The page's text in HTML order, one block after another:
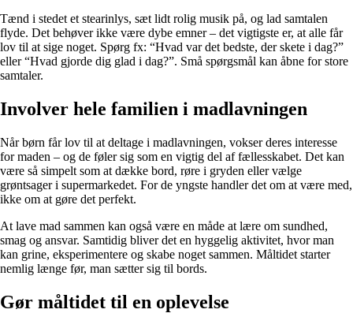
Tænd i stedet et stearinlys, sæt lidt rolig musik på, og lad samtalen
flyde. Det behøver ikke være dybe emner – det vigtigste er, at alle får
lov til at sige noget. Spørg fx: “Hvad var det bedste, der skete i dag?”
eller “Hvad gjorde dig glad i dag?”. Små spørgsmål kan åbne for store
samtaler.
Involver hele familien i madlavningen
Når børn får lov til at deltage i madlavningen, vokser deres interesse
for maden – og de føler sig som en vigtig del af fællesskabet. Det kan
være så simpelt som at dække bord, røre i gryden eller vælge
grøntsager i supermarkedet. For de yngste handler det om at være med,
ikke om at gøre det perfekt.
At lave mad sammen kan også være en måde at lære om sundhed,
smag og ansvar. Samtidig bliver det en hyggelig aktivitet, hvor man
kan grine, eksperimentere og skabe noget sammen. Måltidet starter
nemlig længe før, man sætter sig til bords.
Gør måltidet til en oplevelse